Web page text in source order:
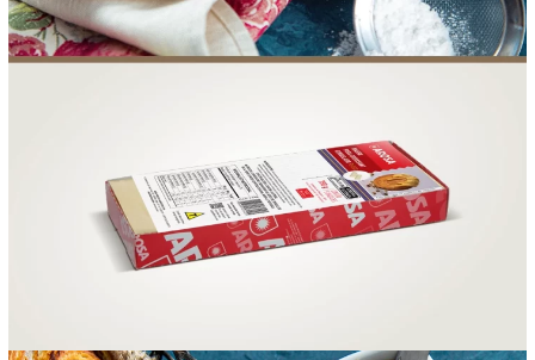
SAC ACESSO PARA PARCEIROS